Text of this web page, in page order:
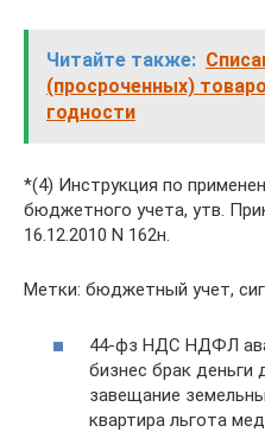
Читайте также:
(просроченных)
годности
*(4) Инструкция по
бюджетного учета, утв.
16.12.2010 N 162н.
Метки: бюджетный учет,
44-фз НДС НДФЛ
бизнес брак деньги
завещание
квартира льгота